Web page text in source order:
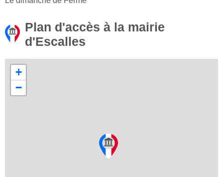
Plan d'accès à la mairie
d'Escalles
+
−